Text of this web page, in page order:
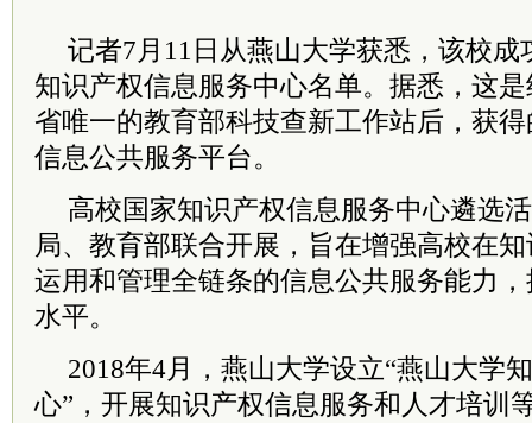
记者7月11日从燕山大学获悉，该校
知识产权信息服务中心名单。据悉，这
省唯一的教育部科技查新工作站后，获
信息公共服务平台。
高校国家知识产权信息服务中心遴选
局、教育部联合开展，旨在增强高校在
运用和管理全链条的信息公共服务能力
水平。
2018年4月，燕山大学设立“燕山大学
心”，开展知识产权信息服务和人才培训